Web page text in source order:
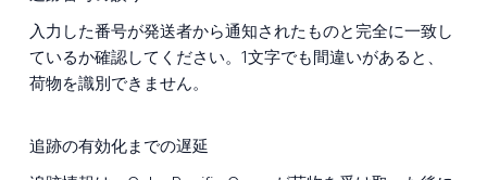
入力した番号が発送者から通知されたものと完全に一致し
ているか確認してください。1文字でも間違いがあると、
荷物を識別できません。
追跡の有効化までの遅延